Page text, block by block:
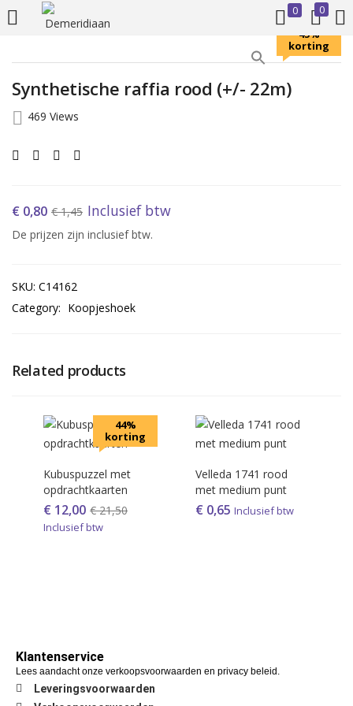
0 0
LOGIN REGISTER
Enter your username and password to login.
Remember me
45%
korting
Synthetische raffia rood (+/- 22m)
469 Views
€ 0,80 €1,45 Inclusief btw
De prijzen zijn inclusief btw.
SKU: C14162
Category: Koopjeshoek
Related products
44%
korting
Kubuspuzzel met
opdrachtkaarten
€ 12,00 €21,50
Inclusief btw
Velleda 1741 rood
met medium punt
€ 0,65 Inclusief btw
Klantenservice
Lees aandacht onze verkoopsvoorwaarden en privacy beleid.
Leveringsvoorwaarden